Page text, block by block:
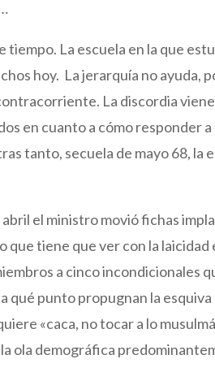
La escuela en la que
hoy. La jerarquía no ayuda,
La discordia
en cuanto a cómo responder a
tanto, secuela de mayo 68, la
el ministro movió fichas
que tiene que ver con la laicidad
a cinco incondicionales
qué punto propugnan la
«caca, no tocar a lo
ola demográfica